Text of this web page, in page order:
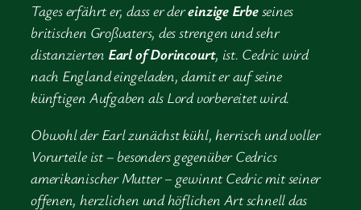
Tages erfährt er, dass er dereinzige Erbeseines
britischen Großvaters, des strengen und sehr
distanzierten Earl of Dorincourt, ist. Cedric wird
nach England eingeladen, damit er auf seine
künftigen Aufgaben als Lord vorbereitet wird.
Obwohl der Earl zunächst kühl, herrisch und voller
Vorurteile ist – besonders gegenüber Cedrics
amerikanischer Mutter – gewinnt Cedric mit seiner
offenen, herzlichen und höflichen Art schnell das